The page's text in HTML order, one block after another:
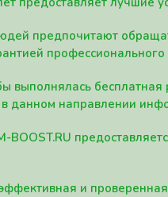
предпочитают
профессионального
выполнялась бесплатная
данном направлении
BOOST.RU
и